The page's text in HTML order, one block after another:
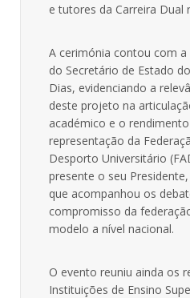
e tutores da Carreira Dual
A cerimónia contou com
do Secretário de Estado
Dias, evidenciando a
deste projeto na
académico e o
representação da
Desporto Universitário
presente o seu
que acompanhou os
compromisso da
modelo a nível nacional.
O evento reuniu ainda os
Instituições de Ensino